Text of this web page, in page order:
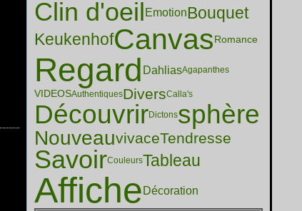
Clin d'oeil EmotionBouquet
KeukenhofCanvas Romance
Regard DahliasAgapanthes
VIDEOSAuthentiquesDiversCalla's
DécouvrirDictonssphère
NouveauvivaceTendresse
SavoirCouleursTableau
Affiche Décoration